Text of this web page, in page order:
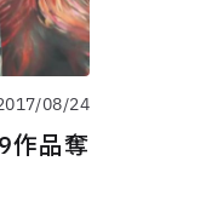
08/24
作品奪